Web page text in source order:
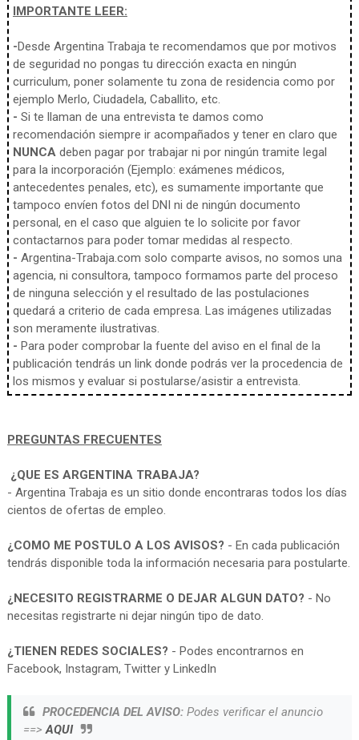
IMPORTANTE LEER:
-Desde Argentina Trabaja te recomendamos que por motivos
de seguridad no pongas tu dirección exacta en ningún
curriculum, poner solamente tu zona de residencia como por
ejemplo Merlo, Ciudadela, Caballito, etc.
- Si te llaman de una entrevista te damos como
recomendación siempre ir acompañados y tener en claro que
NUNCAdeben pagar por trabajar ni por ningún tramite legal
para la incorporación (Ejemplo: exámenes médicos,
antecedentes penales, etc), es sumamente importante que
tampoco envíen fotos del DNI ni de ningún documento
personal, en el caso que alguien te lo solicite por favor
contactarnos para poder tomar medidas al respecto.
- Argentina-Trabaja.com solo comparte avisos, no somos una
agencia, ni consultora, tampoco formamos parte del proceso
de ninguna selección y el resultado de las postulaciones
quedará a criterio de cada empresa. Las imágenes utilizadas
son meramente ilustrativas.
- Para poder comprobar la fuente del aviso en el final de la
publicación tendrás un link donde podrás ver la procedencia de
los mismos y evaluar si postularse/asistir a entrevista.
PREGUNTAS FRECUENTES
¿QUE ES ARGENTINA TRABAJA?
- Argentina Trabaja es un sitio donde encontraras todos los días
cientos de ofertas de empleo.
¿COMO ME POSTULO A LOS AVISOS? - En cada publicación
tendrás disponible toda la información necesaria para postularte.
¿NECESITO REGISTRARME O DEJAR ALGUN DATO? - No
necesitas registrarte ni dejar ningún tipo de dato.
¿TIENEN REDES SOCIALES? - Podes encontrarnos en
Facebook, Instagram, Twitter y LinkedIn
PROCEDENCIA DEL AVISO:Podes verificar el anuncio
==>AQUI